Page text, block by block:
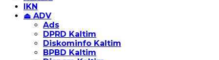
IKN
⏏ ADV
Ads
DPRD Kaltim
Diskominfo Kaltim
BPBD Kaltim